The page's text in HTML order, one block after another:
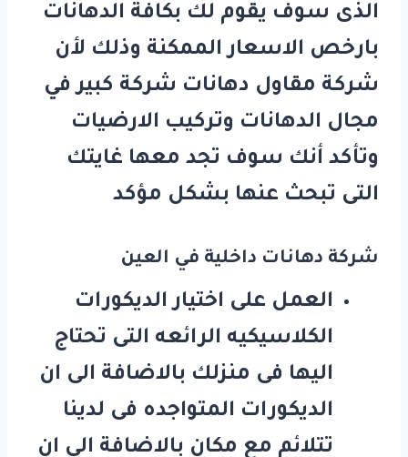
الذى سوف يقوم لك بكافة الدهانات
بارخص الاسعار الممكنة وذلك لأن
شركة مقاول دهانات شركة كبير في
مجال الدهانات وتركيب الارضيات
وتأكد أنك سوف تجد معها غايتك
التى تبحث عنها بشكل مؤكد
شركة دهانات داخلية في العين
العمل على اختيار الديكورات
الكلاسيكيه الرائعه التى تحتاج
اليها فى منزلك بالاضافة الى ان
الديكورات المتواجده فى لدينا
تتلائم مع مكان بالاضافة الى ان